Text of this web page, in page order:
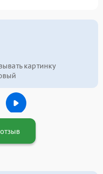
картинку